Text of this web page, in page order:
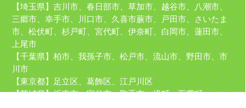
【埼玉県】吉川市、春日部市、草加市、越谷市、八潮市、
三郷市、幸手市、川口市、久喜市蕨市、戸田市、さいたま
市、松伏町、杉戸町、宮代町、伊奈町、白岡市、蓮田市、
上尾市
【千葉県】柏市、我孫子市、松戸市、流山市、野田市、市
川市
【東京都】足立区、葛飾区、江戸川区
【茨城県】坂東市、守谷市、取手市、境町、五霞町